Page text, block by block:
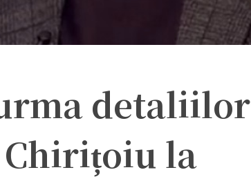
detaliilor
Chirițoiu la